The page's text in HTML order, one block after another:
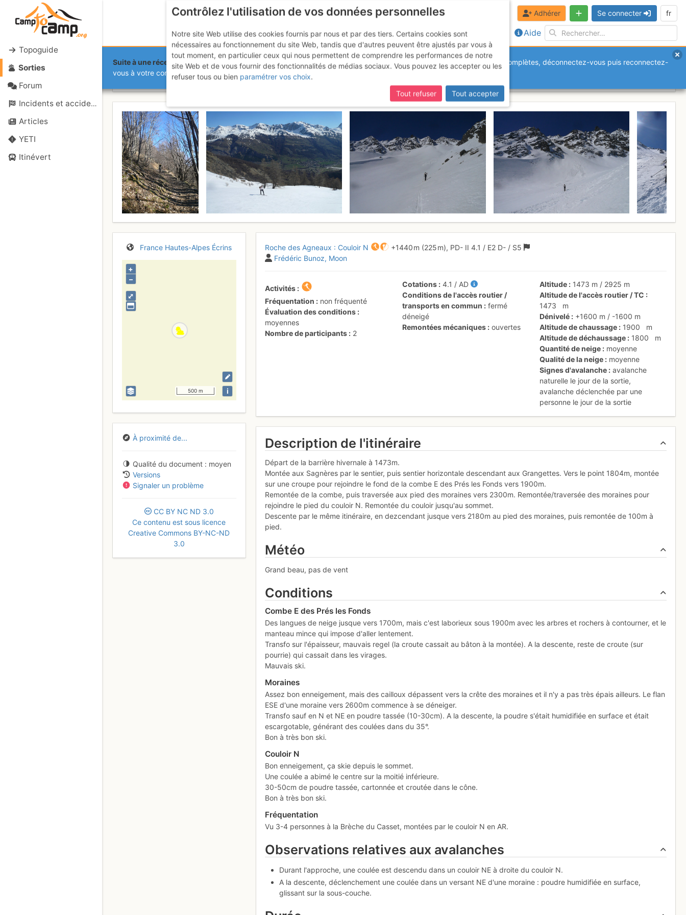
Topoguide
Sorties
Forum
Incidents et accidents
Articles
YETI
Itinévert
Aide
Adhérer Se connecter fr
Suite à une récente et importante mise à jour du site,si certaines pages ne sont plus accessibles, manquantes ou incomplètes, déconnectez-vous puis reconnectez-
vous à votre compte sur le site.
Roche des Agneaux : Couloir N
France Hautes-Alpes Écrins
⤢
+
–
500 m i
À proximité de...
Qualité du document
moyen
Versions
Signaler un problème
CC BY NC ND 3.0
Ce contenu est sous licence
Creative Commons BY-NC-ND
3.0
Roche des Agneaux : Couloir N +1440 m (225 m), PD- II4.1 / E2 D- / S5
Frédéric Bunoz Moon
Activités
Fréquentation
non fréquenté
Évaluation des conditions
moyennes
Nombre de participants
2
Cotations 4.1 / AD
Conditions de l'accès routier /
transports en commun
fermé
déneigé
Remontées mécaniques
ouvertes
Altitude 1473 m / 2925 m
Altitude de l'accès routier / TC
1473
m
Dénivelé
+1600 m / -1600 m
Altitude de chaussage
1900
m
Altitude de déchaussage
1800
m
Quantité de neige
moyenne
Qualité de la neige
moyenne
Signes d'avalanche
avalanche
naturelle le jour de la sortie,
avalanche déclenchée par une
personne le jour de la sortie
Description de l'itinéraire
Départ de la barrière hivernale à 1473m.
Montée aux Sagnères par le sentier, puis sentier horizontale descendant aux Grangettes. Vers le point 1804m, montée
sur une croupe pour rejoindre le fond de la combe E des Prés les Fonds vers 1900m.
Remontée de la combe, puis traversée aux pied des moraines vers 2300m. Remontée/traversée des moraines pour
rejoindre le pied du couloir N. Remontée du couloir jusqu'au sommet.
Descente par le même itinéraire, en dezcendant jusque vers 2180m au pied des moraines, puis remontée de 100m à
pied.
Météo
Grand beau, pas de vent
Conditions
Combe E des Prés les Fonds
Des langues de neige jusque vers 1700m, mais c'est laborieux sous 1900m avec les arbres et rochers à contourner, et le
manteau mince qui impose d'aller lentement.
Transfo sur l'épaisseur, mauvais regel (la croute cassait au bâton à la montée). A la descente, reste de croute (sur
pourrie) qui cassait dans les virages.
Mauvais ski.
Moraines
Assez bon enneigement, mais des cailloux dépassent vers la crête des moraines et il n'y a pas très épais ailleurs. Le flan
ESE d'une moraine vers 2600m commence à se déneiger.
Transfo sauf en N et NE en poudre tassée (10-30cm). A la descente, la poudre s'était humidifiée en surface et était
escargotable, générant des coulées dans du 35°.
Bon à très bon ski.
Couloir N
Bon enneigement, ça skie depuis le sommet.
Une coulée a abimé le centre sur la moitié inférieure.
30-50cm de poudre tassée, cartonnée et croutée dans le cône.
Bon à très bon ski.
Fréquentation
Vu 3-4 personnes à la Brèche du Casset, montées par le couloir N en AR.
Observations relatives aux avalanches
Durant l'approche, une coulée est descendu dans un couloir NE à droite du couloir N.
A la descente, déclenchement une coulée dans un versant NE d'une moraine : poudre humidifiée en surface,
glissant sur la sous-couche.
Contrôlez l'utilisation de vos données personnelles
Notre site Web utilise des cookies fournis par nous et par des tiers. Certains cookies sont
nécessaires au fonctionnement du site Web, tandis que d'autres peuvent être ajustés par vous à
tout moment, en particulier ceux qui nous permettent de comprendre les performances de notre
site Web et de vous fournir des fonctionnalités de médias sociaux. Vous pouvez les accepter ou les
refuser tous ou bien paramétrer vos choix.
Tout refuser
Tout accepter